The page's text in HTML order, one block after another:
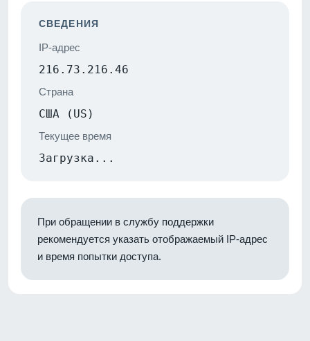
СВЕДЕНИЯ
IP-адрес
216.73.216.46
Страна
США (US)
Текущее время
Загрузка...
При обращении в службу поддержки
рекомендуется указать отображаемый IP-адрес
и время попытки доступа.